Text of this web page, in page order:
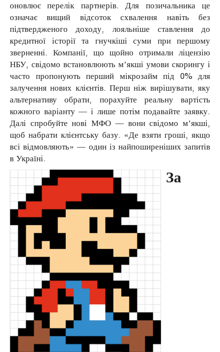
оновлює перелік партнерів. Для позичальника це
означає вищий відсоток схвалення навіть без
підтвердженого доходу, лояльніше ставлення до
кредитної історії та гнучкіші суми при першому
зверненні. Компанії, що щойно отримали ліцензію
НБУ, свідомо встановлюють м’якші умови скорингу і
часто пропонують перший мікрозайм під 0% для
залучення нових клієнтів. Перш ніж вирішувати, яку
альтернативу обрати, порахуйте реальну вартість
кожного варіанту — і лише потім подавайте заявку.
Далі спробуйте нові МФО — вони свідомо м’якші,
щоб набрати клієнтську базу. «Де взяти гроші, якщо
всі відмовляють» — один із найпоширеніших запитів
в Україні.
За